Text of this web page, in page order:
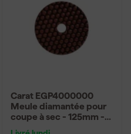
Carat EGP4000000
Meule diamantée pour
coupe à sec - 125mm -